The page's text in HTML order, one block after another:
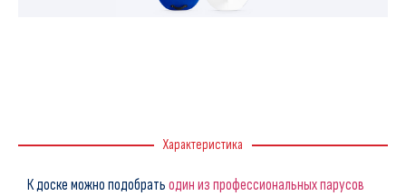
Характеристика
К доске можно подобрать один из профессиональных парусов